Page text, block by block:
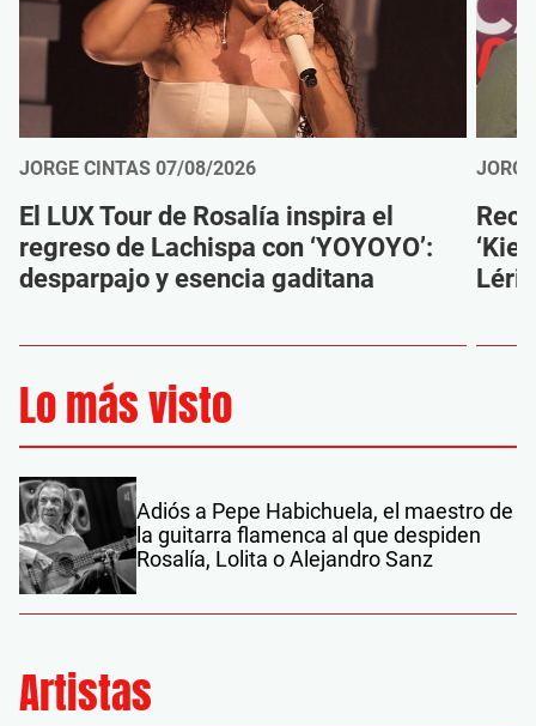
JORGE CINTAS 07/08/2026
El LUX Tour de Rosalía inspira el
regreso de Lachispa con ‘YOYOYO’:
desparpajo y esencia gaditana
Lo más visto
Adiós a Pepe Habichuela, el maestro de
la guitarra flamenca al que despiden
Rosalía, Lolita o Alejandro Sanz
Artistas